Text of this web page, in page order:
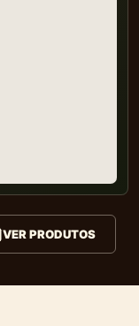
VER PRODUTOS